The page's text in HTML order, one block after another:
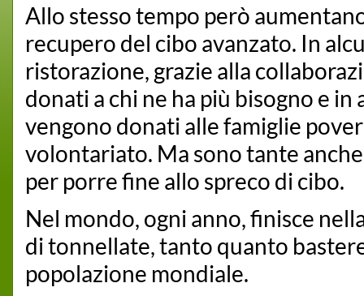
Allo stesso tempo però
recupero del cibo avanzato. In
ristorazione, grazie alla
donati a chi ne ha più bisogno e
vengono donati alle famiglie
volontariato. Ma sono tante
per porre fine allo spreco di cibo.
Nel mondo, ogni anno, finisce
di tonnellate, tanto quanto
popolazione mondiale.